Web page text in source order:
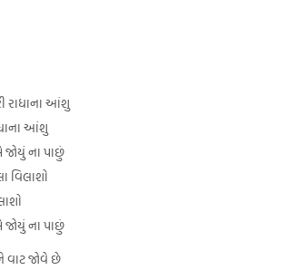
રાધાના આંશુ
આંશુ
જોયું ના પાછું
જોયું ના પાછું
વાટ જોવે છે